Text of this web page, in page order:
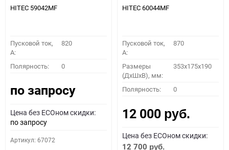
HITEC 59042MF
Пусковой ток,
A:
820
Полярность: 0
по запросу
Цена без ECOном скидки:
по запросу
Артикул: 67072
HITEC 60044MF
Пусковой ток,
A:
870
Размеры
(ДхШхВ), мм:
353x175x190
Полярность: 0
12 000 руб.
Цена без ECOном скидки:
12 700 руб.